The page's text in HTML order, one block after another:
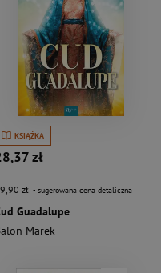
KSIĄŻKA
zł
zł - sugerowana cena detaliczna
Guadalupe
Marek